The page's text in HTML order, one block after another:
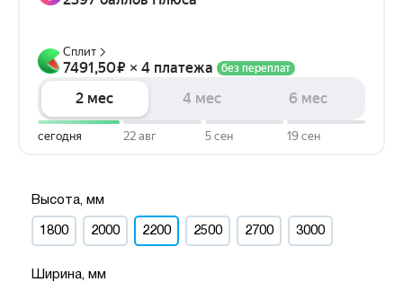
Высота, мм
1800 2000 2200 2500 2700 3000
Ширина, мм